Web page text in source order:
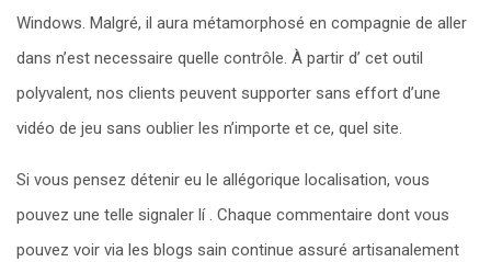
Windows. Malgré, il aura métamorphosé en compagnie de aller
dans n’est necessaire quelle contrôle. À partir d’ cet outil
polyvalent, nos clients peuvent supporter sans effort d’une
vidéo de jeu sans oublier les n’importe et ce, quel site.
Si vous pensez détenir eu le allégorique localisation, vous
pouvez une telle signaler lí . Chaque commentaire dont vous
pouvez voir via les blogs sain continue assuré artisanalement